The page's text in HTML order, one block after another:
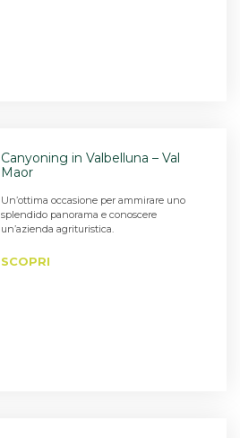
Canyoning in Valbelluna – Val
Maor
Un’ottima occasione per ammirare uno
splendido panorama e conoscere
un’azienda agrituristica.
SCOPRI